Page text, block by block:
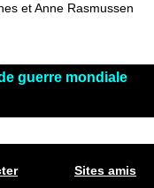
et Anne Rasmussen
guerre mondiale
Sites amis